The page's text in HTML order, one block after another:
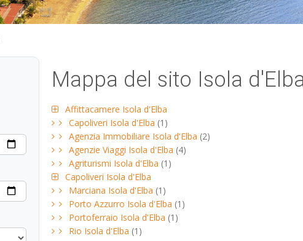
Mappa del sito Isola
Affittacamere Isola d'Elba
Capoliveri Isola d'Elba (1)
Agenzia Immobiliare Isola d'Elba (2)
Agenzie Viaggi Isola d'Elba (4)
Agriturismi Isola d'Elba (1)
Capoliveri Isola d'Elba
Marciana Isola d'Elba (1)
Porto Azzurro Isola d'Elba (1)
Portoferraio Isola d'Elba (1)
Rio Isola d'Elba (1)